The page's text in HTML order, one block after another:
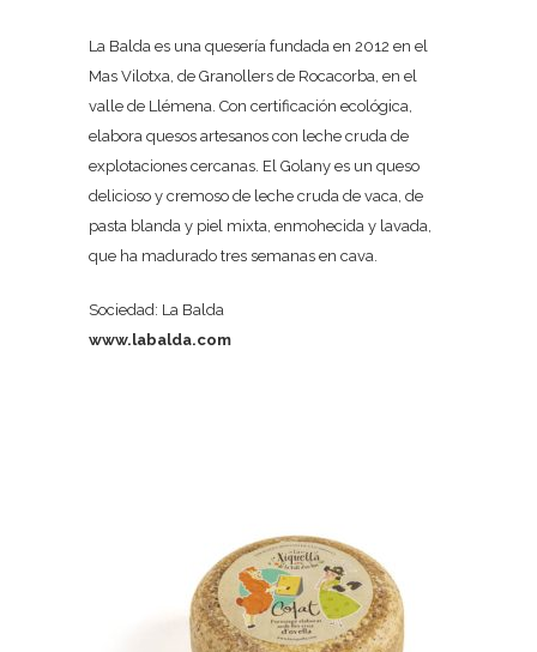
La Balda es una quesería fundada en 2012 en el
Mas Vilotxa, de Granollers de Rocacorba, en el
valle de Llémena. Con certificación ecológica,
elabora quesos artesanos con leche cruda de
explotaciones cercanas. El Golany es un queso
delicioso y cremoso de leche cruda de vaca, de
pasta blanda y piel mixta, enmohecida y lavada,
que ha madurado tres semanas en cava.
Sociedad: La Balda
www.labalda.com